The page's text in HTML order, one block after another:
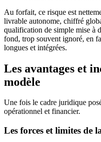
Au forfait, ce risque est
livrable autonome, chiffré
qualification de simple mise à
fond, trop souvent ignoré, en
longues et intégrées.
Les avantages et
modèle
Une fois le cadre juridique
opérationnel et financier.
Les forces et limites de